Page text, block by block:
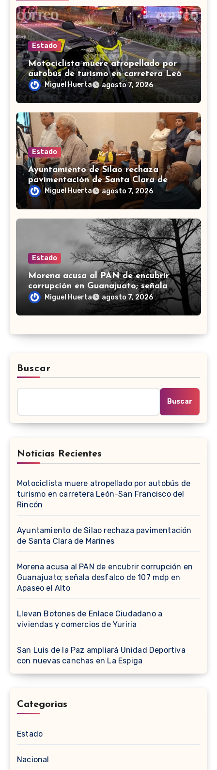
Estado
Motociclista muere atropellado por
autobús de turismo en carretera León-
San Francisco del Rincón
Miguel Huerta agosto 7, 2026
Estado
Ayuntamiento de Silao rechaza
pavimentación de Santa Clara de
MarinesMiguel Huerta agosto 7, 2026
Estado
Morena acusa al PAN de encubrir
corrupción en Guanajuato; señala
desfalco de 107 mdp en Apaseo el
Miguel Huerta agosto 7, 2026
Buscar
Buscar
Noticias Recientes
Motociclista muere atropellado por autobús de
turismo en carretera León-San Francisco del
Rincón
Ayuntamiento de Silao rechaza pavimentación
de Santa Clara de Marines
Morena acusa al PAN de encubrir corrupción en
Guanajuato; señala desfalco de 107 mdp en
Apaseo el Alto
Llevan Botones de Enlace Ciudadano a
viviendas y comercios de Yuriria
San Luis de la Paz ampliará Unidad Deportiva
con nuevas canchas en La Espiga
Categorias
Estado
Nacional